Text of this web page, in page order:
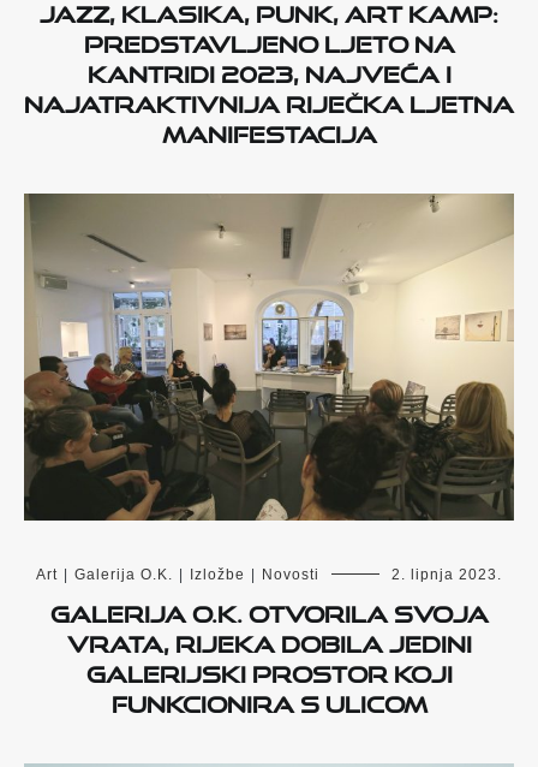
Jazz, klasika, punk, Art Kamp:
Predstavljeno Ljeto na
Kantridi 2023, najveća i
najatraktivnija riječka ljetna
manifestacija
Art | Galerija O.K. | Izložbe | Novosti 2. lipnja 2023.
Galerija O.K. otvorila svoja
vrata, Rijeka dobila jedini
galerijski prostor koji
funkcionira s ulicom